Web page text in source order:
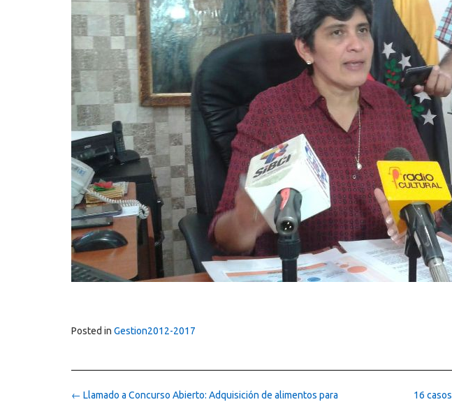
Posted in Gestion2012-2017
Post
16
← Llamado a Concurso Abierto: Adquisición de alimentos para